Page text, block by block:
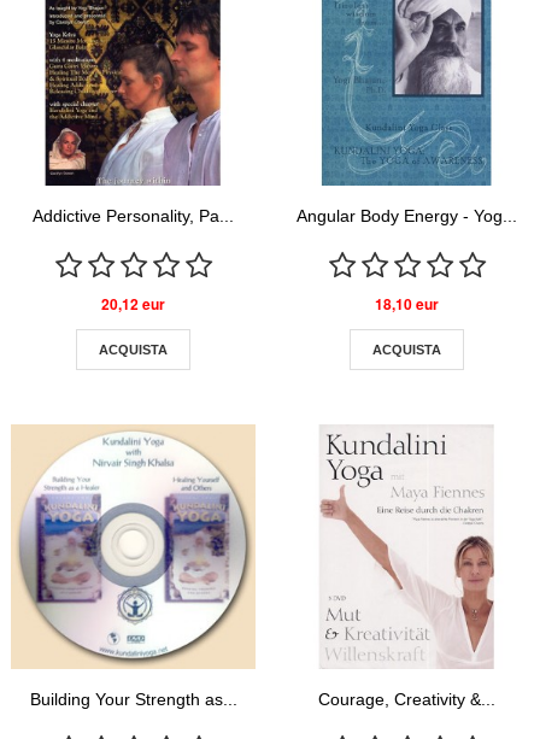
Addictive Personality, Pa...
20,12 eur
ACQUISTA
Angular Body Energy - Yog...
18,10 eur
ACQUISTA
Building Your Strength as... Courage, Creativity &...